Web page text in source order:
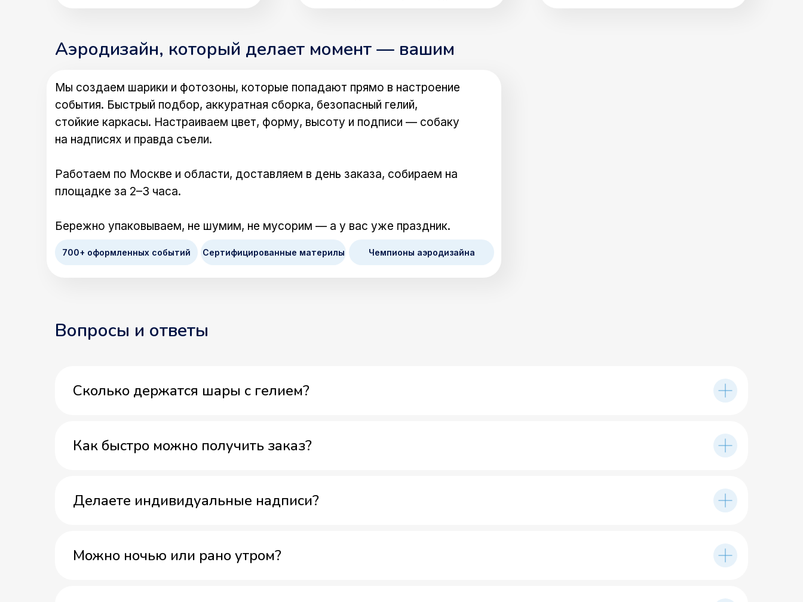
Аэродизайн, который делает момент — вашим
Мы создаем шарики и фотозоны, которые попадают прямо в настроение
события. Быстрый подбор, аккуратная сборка, безопасный гелий,
стойкие каркасы. Настраиваем цвет, форму, высоту и подписи — собаку
на надписях и правда съели.
Работаем по Москве и области, доставляем в день заказа, собираем на
площадке за 2–3 часа.
Бережно упаковываем, не шумим, не мусорим — а у вас уже праздник.
Чемпионы аэродизайна
Сертифицированные материлы
700+ оформленных событий
Вопросы и ответы
Сколько держатся шары с гелием?
Как быстро можно получить заказ?
Делаете индивидуальные надписи?
Можно ночью или рано утром?